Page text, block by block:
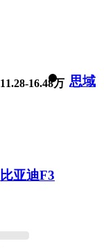
11.28-16.48万 思域
比亚迪F3